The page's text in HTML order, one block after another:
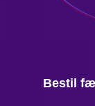
Bestil